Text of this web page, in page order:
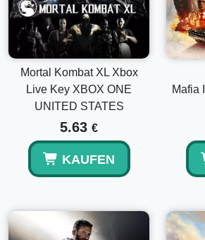
Mortal Kombat XL Xbox
Live Key XBOX ONE
UNITED STATES
5.63 €
KAUFEN
Mafia